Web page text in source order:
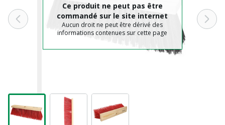
Ce produit ne peut pas être
commandé sur le site internet
Aucun droit ne peut être dérivé des
informations contenues sur cette page